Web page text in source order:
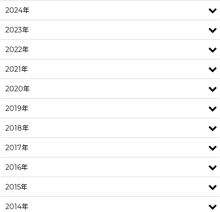
2024年
2023年
2022年
2021年
2020年
2019年
2018年
2017年
2016年
2015年
2014年